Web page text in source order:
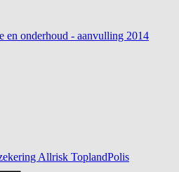
en onderhoud - aanvulling 2014
Allrisk ToplandPolis